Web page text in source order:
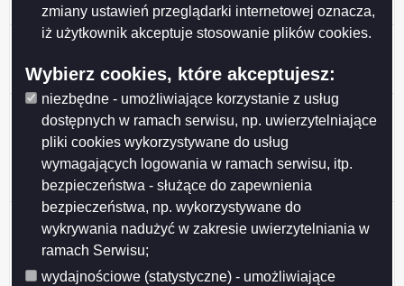
zmiany ustawień przeglądarki internetowej oznacza,
iż użytkownik akceptuje stosowanie plików cookies.
Wybierz cookies, które akceptujesz:
niezbędne - umożliwiające korzystanie z usług
dostępnych w ramach serwisu, np. uwierzytelniające
pliki cookies wykorzystywane do usług
wymagających logowania w ramach serwisu, itp.
bezpieczeństwa - służące do zapewnienia
bezpieczeństwa, np. wykorzystywane do
wykrywania nadużyć w zakresie uwierzytelniania w
ramach Serwisu;
wydajnościowe (statystyczne) - umożliwiające
bezprzetargowej na rzecz najemców.
Ogłoszenie z dnia 2026-05-28 Wykaz nr 11/2026
Suwałki przeznaczonych do najmu i dzierżawy.
Ogłoszenie z dnia 2026-05-27 Wykaz nieruchomości
stanowiących własność Miasta Suwałk
przeznaczonych do sprzedaży w drodze
bezprzetargowej na rzecz dotychczasowego
dzierżawcy (działki nr 10353, 11762).
Ogłoszenie z dnia 2026-05-27 Wykaz nieruchomości
stanowiącej własność Miasta Suwałk przeznaczonej
do sprzedaży w drodze bezprzetargowej (działka nr
23648/16).